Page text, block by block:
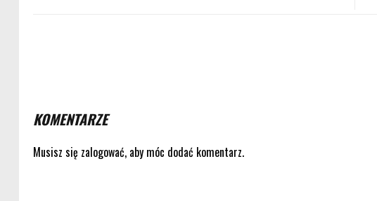
KOMENTARZE
Musisz się zalogować, aby móc dodać komentarz.